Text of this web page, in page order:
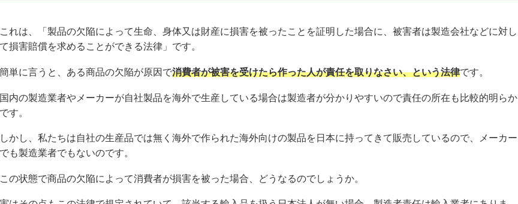
これは、「製品の欠陥によって生命、身体又は財産に損害を被ったことを証明した場合に、被害者は製造会社などに対し
て損害賠償を求めることができる法律」です。
簡単に言うと、ある商品の欠陥が原因で消費者が被害を受けたら作った人が責任を取りなさい、という法律です。
国内の製造業者やメーカーが自社製品を海外で生産している場合は製造者が分かりやすいので責任の所在も比較的明らか
です。
しかし、私たちは自社の生産品では無く海外で作られた海外向けの製品を日本に持ってきて販売しているので、メーカー
でも製造業者でもないのです。
この状態で商品の欠陥によって消費者が損害を被った場合、どうなるのでしょうか。